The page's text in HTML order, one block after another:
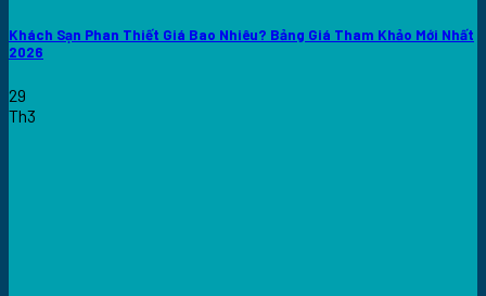
Khách Sạn Phan Thiết Giá Bao Nhiêu? Bảng Giá Tham Khảo Mới Nhất
2026
29
Th3